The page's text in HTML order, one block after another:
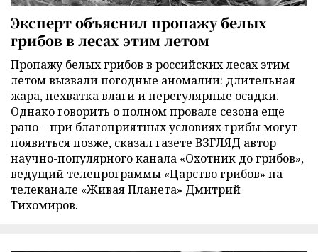
Эксперт объяснил пропажу белых
грибов в лесах этим летом
Пропажу белых грибов в российских лесах этим
летом вызвали погодные аномалии: длительная
жара, нехватка влаги и нерегулярные осадки.
Однако говорить о полном провале сезона еще
рано – при благоприятных условиях грибы могут
появиться позже, сказал газете ВЗГЛЯД автор
научно-популярного канала «Охотник до грибов»,
ведущий телепрограммы «Царство грибов» на
телеканале «Живая Планета» Дмитрий
Тихомиров.